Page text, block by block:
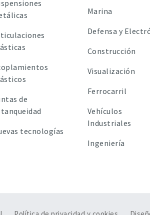
de
tecnologías
Marina
Defensa y
Construcción
Visualización
Ferrocarril
Vehículos
Industriales
Ingeniería